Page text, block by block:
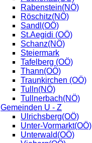
Rabenstein(NÖ)
Röschitz(NÖ)
Sandl(OÖ)
St.Aegidi (OÖ)
Schanz(NÖ)
Steiermark
Tafelberg (OÖ)
Thann(OÖ)
Traunkirchen (OÖ)
Tulln(NÖ)
Tullnerbach(NÖ)
Gemeinden U - Z
Ulrichsberg(OÖ)
Unter-Vormarkt(OÖ)
Unterwald(OÖ)